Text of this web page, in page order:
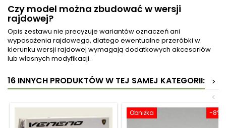
Czy model można zbudować w wersji
rajdowej?
Opis zestawu nie precyzuje wariantów oznaczeń ani
wyposażenia rajdowego, dlatego ewentualne przeróbki w
kierunku wersji rajdowej wymagają dodatkowych akcesoriów
lub własnych modyfikacji.
16 INNYCH PRODUKTÓW W TEJ SAMEJ KATEGORII:
>
<
-8%
Obniżka